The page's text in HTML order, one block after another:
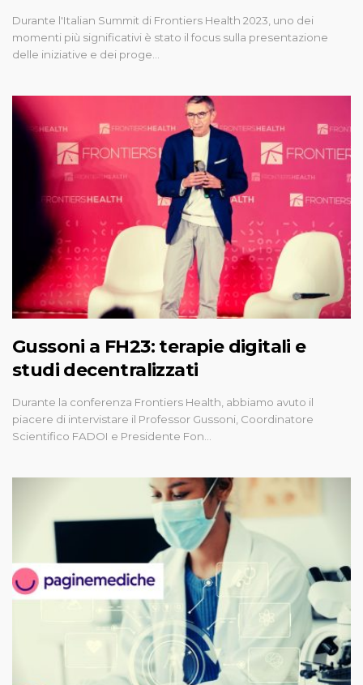
Durante l'Italian Summit di Frontiers Health 2023, uno dei
momenti più significativi è stato il focus sulla presentazione
delle iniziative e dei proge…
Gussoni a FH23: terapie digitali e
studi decentralizzati
Durante la conferenza Frontiers Health, abbiamo avuto il
piacere di intervistare il Professor Gussoni, Coordinatore
Scientifico FADOI e Presidente Fon…